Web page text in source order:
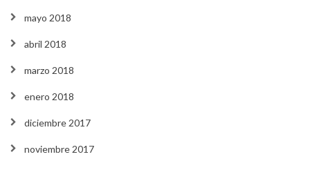
mayo 2018
abril 2018
marzo 2018
enero 2018
diciembre 2017
noviembre 2017